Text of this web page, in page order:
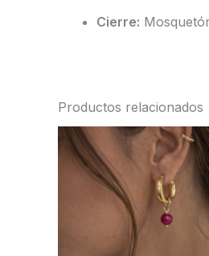
Cierre:
Productos relacionados